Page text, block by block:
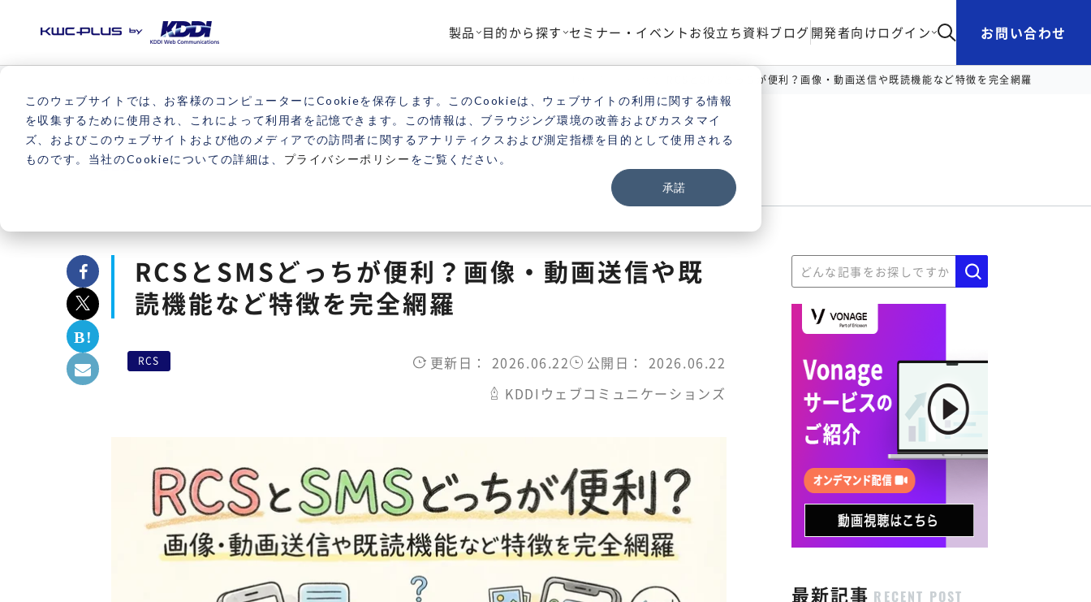
このウェブサイトでは、お客様のコンピューターにCookieを保存します。このCookieは、ウェブサイトの利用に関する情報
を収集するために使用され、これによって利用者を記憶できます。この情報は、ブラウジング環境の改善およびカスタマイ
ズ、およびこのウェブサイトおよび他のメディアでの訪問者に関するアナリティクスおよび測定指標を目的として使用される
ものです。当社のCookieについての詳細は、 プライバシーポリシー をご覧ください。
承諾
製品 目的から探す セミナー・イベントお役立ち資料ブログ開発者向けログイン お問い合わせ
RCSとSMSどっちが便利？画像・動画送信や既読機能など特徴を完全網羅
ブログ
BLOG
RCSとSMSどっちが便利？画像・動画送信や既
読機能など特徴を完全網羅
RCS 更新日： 2026.06.22 公開日： 2026.06.22
KDDIウェブコミュニケーションズ
最新記事 RECENT POST